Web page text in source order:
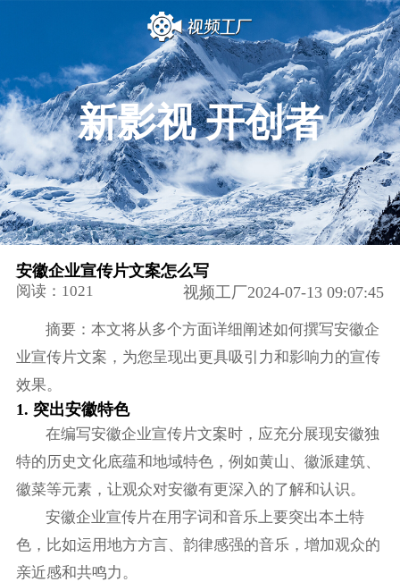
新影视 开创者
安徽企业宣传片文案怎么写
阅读：1021 视频工厂2024-07-13 09:07:45
摘要：本文将从多个方面详细阐述如何撰写安徽企
业宣传片文案，为您呈现出更具吸引力和影响力的宣传
效果。
1. 突出安徽特色
在编写安徽企业宣传片文案时，应充分展现安徽独
特的历史文化底蕴和地域特色，例如黄山、徽派建筑、
徽菜等元素，让观众对安徽有更深入的了解和认识。
安徽企业宣传片在用字词和音乐上要突出本土特
色，比如运用地方方言、韵律感强的音乐，增加观众的
亲近感和共鸣力。